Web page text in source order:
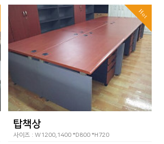
Hot
탑책상
사이즈 : W1200,1400 *D800 *H720